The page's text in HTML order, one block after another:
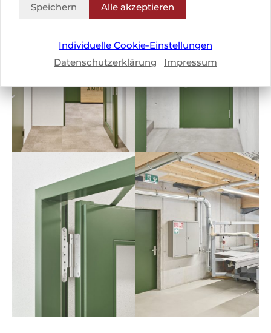
Speichern
Alle akzeptieren
Individuelle Cookie-Einstellungen
Datenschutzerklärung
Impressum